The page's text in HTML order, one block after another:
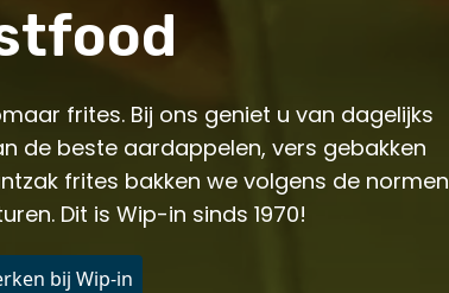
frites. Bij ons geniet u van dagelijks
de beste aardappelen, vers gebakken
frites bakken we volgens de normen
Dit is Wip-in sinds 1970!
bij Wip-in